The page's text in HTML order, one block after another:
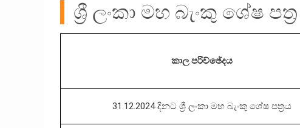
ශ්‍රී ලංකා මහ බැංකු ශේෂ
කාල පරිච්ඡේදය
31.12.2024 දිනට ශ්‍රී ලංකා මහ බැංකු ශේෂ පත්‍රය